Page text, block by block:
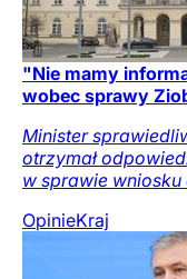
"Nie mamy
wobec sprawy
Minister
otrzymał
w sprawie
OpinieKraj